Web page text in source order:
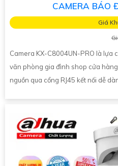
CAMERA BÁO
Giá
Camera KX-C8004UN-PRO là lựa
văn phòng gia đình shop cửa
nguồn qua cổng RJ45 kết nối dễ